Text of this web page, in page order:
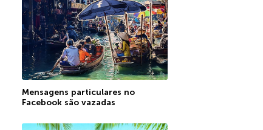
Mensagens particulares no
Facebook são vazadas